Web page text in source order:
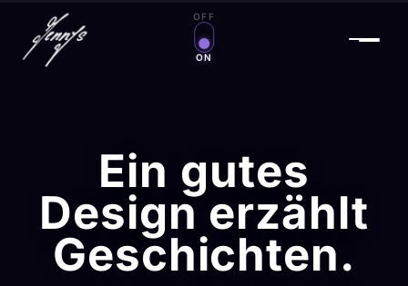
OFF
ON
Zauberwelt an/aus
Ein gutes
Design erzählt
Geschichten.